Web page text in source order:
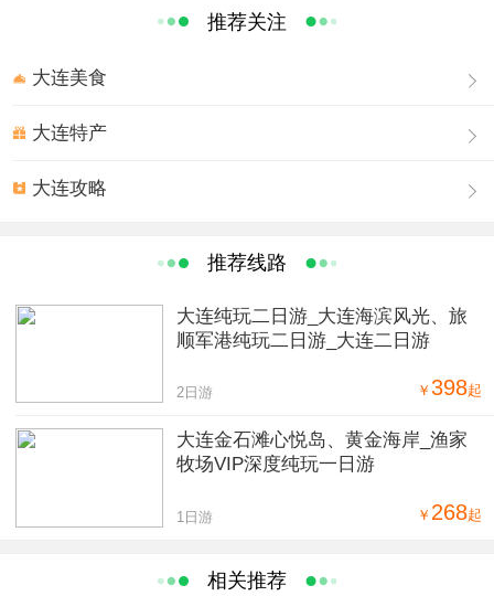
国内大型园林博物馆之一。周恩来、宋庆龄、董必武、郭
推荐关注
大连美食
大连特产
大连攻略
推荐线路
大连纯玩二日游_大连海滨风光、旅
顺军港纯玩二日游_大连二日游
￥ 398起
2日游
大连金石滩心悦岛、黄金海岸_渔家
牧场VIP深度纯玩一日游
￥ 268起
1日游
相关推荐